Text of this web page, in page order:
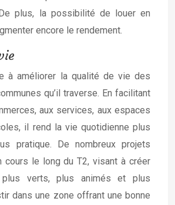
plus, la possibilité de louer en
encore le rendement.
à améliorer la qualité de vie des
qu’il traverse. En facilitant
aux services, aux espaces
il rend la vie quotidienne plus
pratique. De nombreux projets
cours le long du T2, visant à créer
verts, plus animés et plus
dans une zone offrant une bonne